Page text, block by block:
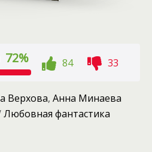
72% 84 33
Верхова, Анна Минаева
Любовная фантастика